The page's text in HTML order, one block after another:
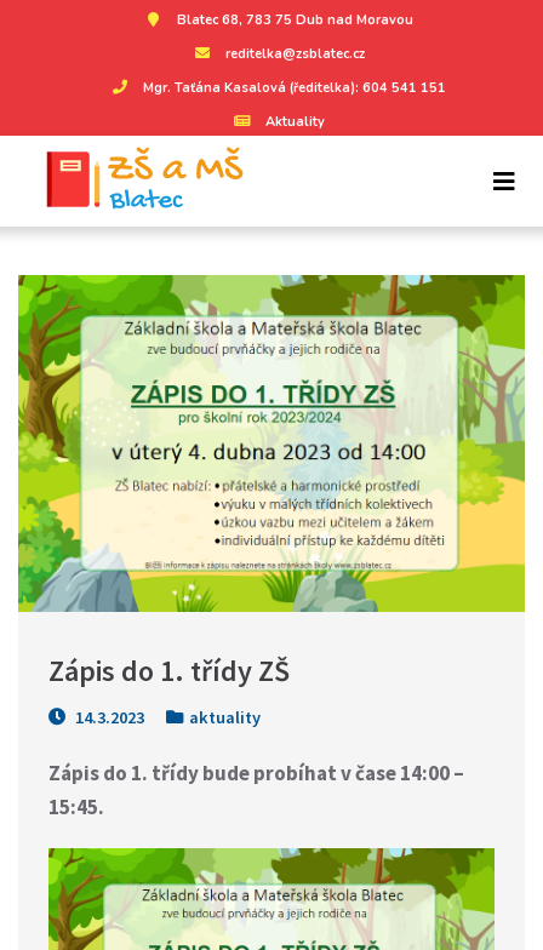
Blatec 68, 783 75 Dub nad Moravou
reditelka@zsblatec.cz
Mgr. Taťána Kasalová (ředitelka): 604 541 151
Aktuality
Zápis do 1. třídy ZŠ
14.3.2023 aktuality
Zápis do 1. třídy bude probíhat v čase 14:00 –
15:45.